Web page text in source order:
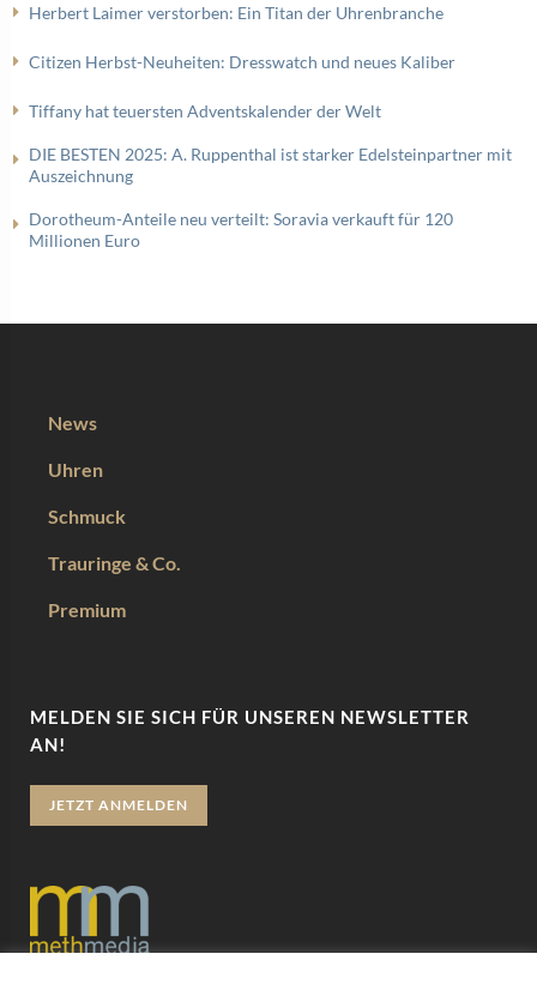
Herbert Laimer verstorben: Ein Titan der Uhrenbranche
Citizen Herbst-Neuheiten: Dresswatch und neues Kaliber
Tiffany hat teuersten Adventskalender der Welt
DIE BESTEN 2025: A. Ruppenthal ist starker Edelsteinpartner mit
Auszeichnung
Dorotheum-Anteile neu verteilt: Soravia verkauft für 120
Millionen Euro
News
Uhren
Schmuck
Trauringe & Co.
Premium
MELDEN SIE SICH FÜR UNSEREN NEWSLETTER
AN!
JETZT ANMELDEN